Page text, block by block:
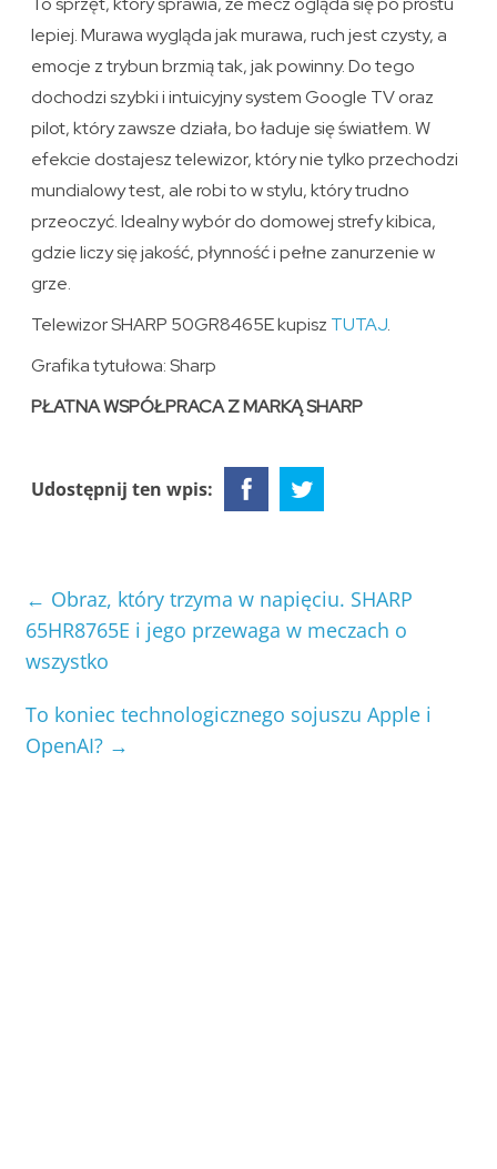
lepiej. Murawa wygląda jak murawa, ruch jest czysty, a
emocje z trybun brzmią tak, jak powinny. Do tego
dochodzi szybki i intuicyjny system Google TV oraz
pilot, który zawsze działa, bo ładuje się światłem. W
efekcie dostajesz telewizor, który nie tylko przechodzi
mundialowy test, ale robi to w stylu, który trudno
przeoczyć. Idealny wybór do domowej strefy kibica,
gdzie liczy się jakość, płynność i pełne zanurzenie w
grze.
Telewizor SHARP 50GR8465E kupisz TUTAJ.
Grafika tytułowa: Sharp
PŁATNA WSPÓŁPRACA Z MARKĄ SHARP
Udostępnij ten wpis:
← Obraz, który trzyma w napięciu. SHARP
65HR8765E i jego przewaga w meczach o
wszystko
To koniec technologicznego sojuszu Apple i
OpenAI? →